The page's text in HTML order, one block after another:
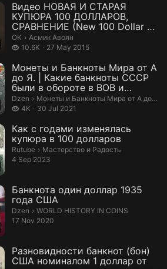
Видео НОВАЯ И СТАРАЯ
КУПЮРА 100 ДОЛЛАРОВ,
СРАВНЕНИЕ (New 100 Dollar Vs
Old 100 Dollar...
ОК › Асмик Авоян.
Асмик Авоян
10.6K
10.6 thousand views
27 May 2015
Монеты и Банкноты Мира от А
до Я. | Какие банкноты СССР
были в обороте в ВОВ и
являют...
Dzen › Монеты и Банкноты Мира от А до Я..
Монеты и Банкноты Мира от А до Я.
4K
4 thousand views
30 Jul 2021
Как с годами изменялась
купюра в 100 долларов
Rutube › Мастерство и Радость.
Мастерство и Радость
4 Sep 2023
Банкнота один доллар 1935
года США
Dzen › WORLD HISTORY IN COINS.
WORLD HISTORY IN COINS
17 Nov 2020
Разновидности банкнот (бон)
США номиналом 1 доллар от